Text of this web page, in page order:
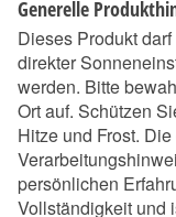
Generelle
Dieses Produkt
direkter
werden. Bitte
Ort auf. Schützen
Hitze und Frost.
persönlichen
Vollständigkeit und